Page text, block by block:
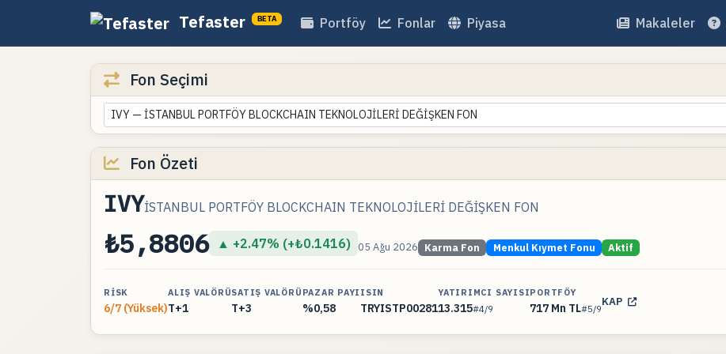
Tefaster BETA Portföy Fonlar Piyasa Makaleler
Fon Seçimi
IVY — İSTANBUL PORTFÖY BLOCKCHAIN TEKNOLOJİLERİ DEĞİŞKEN FON
Fon Özeti
IVYİSTANBUL PORTFÖY BLOCKCHAIN TEKNOLOJİLERİ DEĞİŞKEN FON
₺5,8806 ▲ +2.47% (+₺0.1416) 05 Ağu 2026 Karma Fon Menkul Kıymet Fonu Aktif
RISK
6/7 (Yüksek)
ALIŞ VALÖRÜ
T+1
SATIŞ VALÖRÜ
T+3
PAZAR PAYI
%0,58
ISIN
TRYISTP00281
YATIRIMCI SAYISI
13.315#4/9
PORTFÖY
717 Mn TL#5/9
KAP